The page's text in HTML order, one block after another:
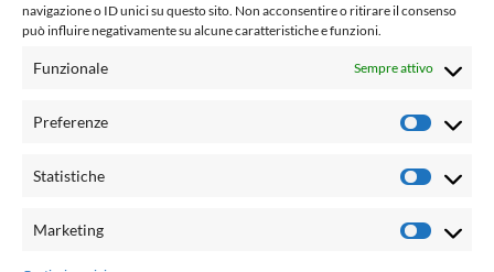
navigazione o ID unici su questo sito. Non acconsentire o ritirare il consenso
può influire negativamente su alcune caratteristiche e funzioni.
Funzionale Sempre attivo
Preferenze
Statistiche
Marketing
Questo blog non rappresenta una testata giornalistica in
quanto viene aggiornato senza alcuna periodicità. Non può
legge n° 62 del 7.03.2001. L'autore non è responsabile per
email: